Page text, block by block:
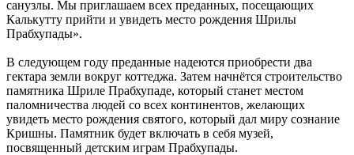
санузлы. Мы приглашаем всех преданных, посещающих
Калькутту прийти и увидеть место рождения Шрилы
Прабхупады».
В следующем году преданные надеются приобрести два
гектара земли вокруг коттеджа. Затем начнётся строительство
памятника Шриле Прабхупаде, который станет местом
паломничества людей со всех континентов, желающих
увидеть место рождения святого, который дал миру сознание
Кришны. Памятник будет включать в себя музей,
посвященный детским играм Прабхупады.